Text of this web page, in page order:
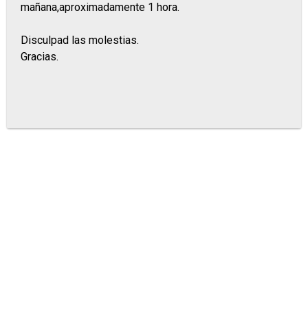
mañana,aproximadamente 1 hora.
Disculpad las molestias.
Gracias.